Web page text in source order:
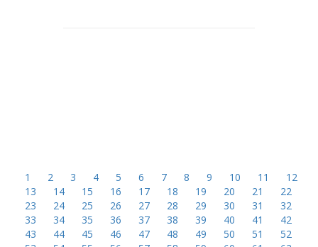
1 2 3 4 5 6 7 8 9 10 11
12
13
14 15 16 17 18 19 20 21
22
23
24 25 26 27 28 29 30 31
32
33
34 35 36 37 38 39 40 41
42
43
44 45 46 47 48 49 50 51
52